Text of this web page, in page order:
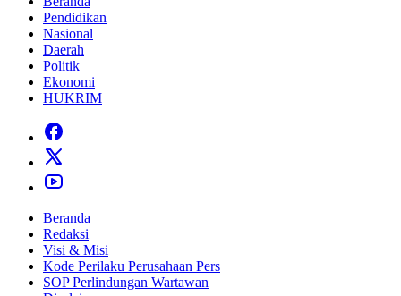
Pendidikan
Nasional
Daerah
Politik
Ekonomi
HUKRIM
Beranda
Redaksi
Visi & Misi
Kode Perilaku Perusahaan Pers
SOP Perlindungan Wartawan